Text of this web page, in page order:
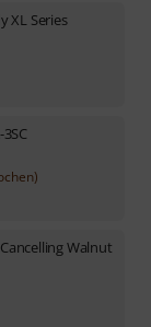
XL Series
Walnut